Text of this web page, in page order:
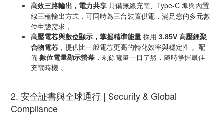
高效三路輸出，電力共享 具備無線充電、 Type-C 埠與內置
線三種輸出方式，可同時為三台裝置供電，滿足您的多元數
位生態需求 。
高壓電芯與數位顯示，掌握精準能量 採用 3.85V 高壓鋰聚
合物電芯 ，提供比一般電芯更高的轉化效率與穩定性 。配
備 數位電量顯示螢幕 ，剩餘電量一目了然，隨時掌握最佳
充電時機 。
2. 安全証書與全球通行 | Security & Global
Compliance